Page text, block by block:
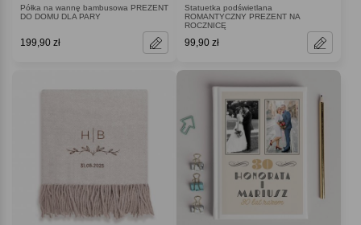
Półka na wannę bambusowa PREZENT
DO DOMU DLA PARY
199,90 zł
Statuetka podświetlana
ROMANTYCZNY PREZENT NA
ROCZNICĘ
99,90 zł